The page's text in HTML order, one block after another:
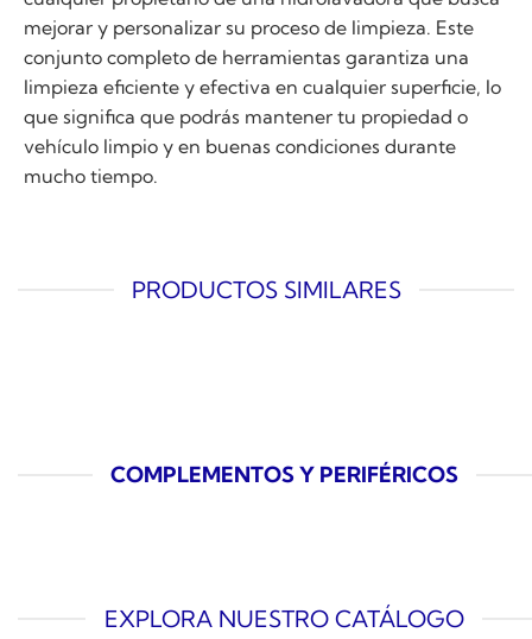
mejorar y personalizar su proceso de limpieza. Este
conjunto completo de herramientas garantiza una
limpieza eficiente y efectiva en cualquier superficie, lo
que significa que podrás mantener tu propiedad o
vehículo limpio y en buenas condiciones durante
mucho tiempo.
PRODUCTOS SIMILARES
COMPLEMENTOS Y PERIFÉRICOS
EXPLORA NUESTRO CATÁLOGO